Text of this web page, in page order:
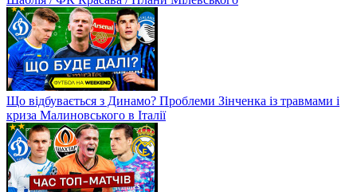
Як ДНІПРО-1 переміг ШАХТАР? Емоції ДОВБИКА та
враження ЙОВІЧЕВИЧА